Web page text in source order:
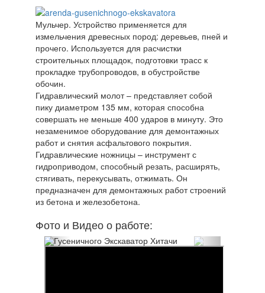
Мульчер. Устройство применяется для
измельчения древесных пород: деревьев, пней и
прочего. Используется для расчистки
строительных площадок, подготовки трасс к
прокладке трубопроводов, в обустройстве
обочин.
Гидравлический молот – представляет собой
пику диаметром 135 мм, которая способна
совершать не меньше 400 ударов в минуту. Это
незаменимое оборудование для демонтажных
работ и снятия асфальтового покрытия.
Гидравлические ножницы – инструмент с
гидроприводом, способный резать, расширять,
стягивать, перекусывать, отжимать. Он
предназначен для демонтажных работ строений
из бетона и железобетона.
Фото и Видео о работе: